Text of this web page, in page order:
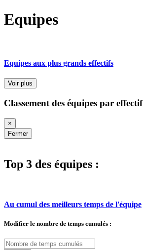
Equipes
Equipes aux plus grands effectifs
Voir plus
Classement des équipes par effectif
×
Fermer
Top 3 des équipes :
Au cumul des meilleurs temps de l'équipe
Modifier le nombre de temps cumulés :